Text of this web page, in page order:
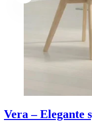
Vera – Elegante